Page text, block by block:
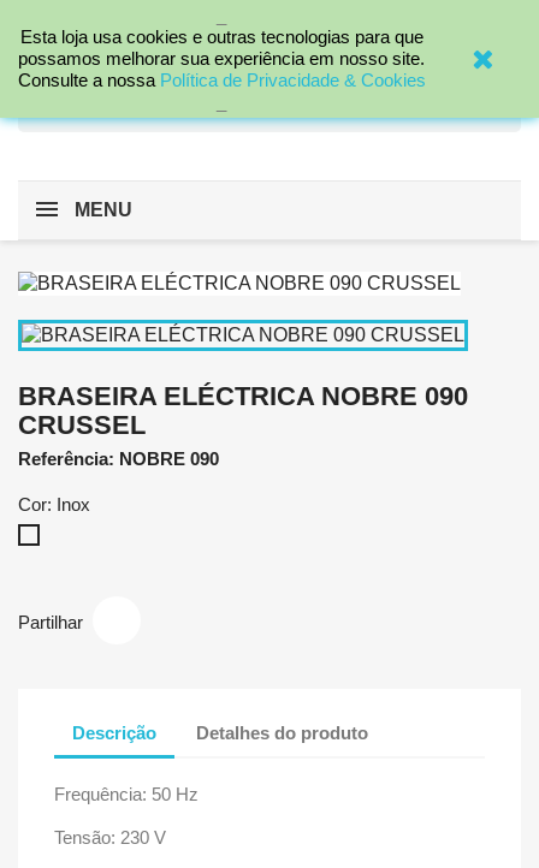

MENU
BRASEIRA ELÉCTRICA NOBRE 090
CRUSSEL
Referência: NOBRE 090
Cor: Inox
Partilhar
Descrição Detalhes do produto
Frequência: 50 Hz
Tensão: 230 V
Esta loja usa cookies e outras tecnologias para que
possamos melhorar sua experiência em nosso site.
Consulte a nossa Política de Privacidade & Cookies